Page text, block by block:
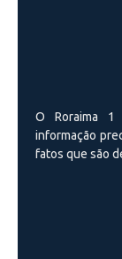
O Roraima 1
informação
fatos que são